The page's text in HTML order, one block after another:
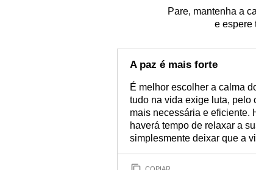
Pare, mantenha a
e espere
A paz é mais forte
É melhor escolher a calma
tudo na vida exige luta, pelo
mais necessária e eficiente.
haverá tempo de relaxar a
simplesmente deixar que a
COPIAR